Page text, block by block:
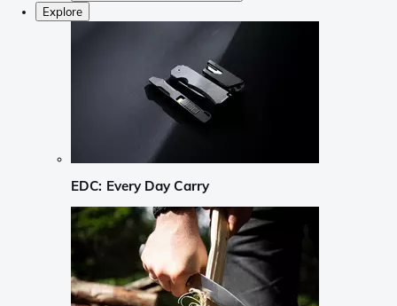
Explore
EDC: Every Day Carry